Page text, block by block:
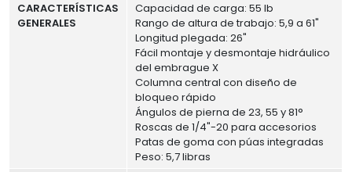
CARACTERÍSTICAS
GENERALES
Capacidad de carga: 55 lb
Rango de altura de trabajo: 5,9 a 61"
Longitud plegada: 26"
Fácil montaje y desmontaje hidráulico
del embrague X
Columna central con diseño de
bloqueo rápido
Ángulos de pierna de 23, 55 y 81°
Roscas de 1/4"-20 para accesorios
Patas de goma con púas integradas
Peso: 5,7 libras